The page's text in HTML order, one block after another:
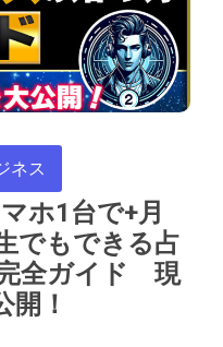
ネス
ホ1台で+月
でもできる占
全ガイド 現
開！